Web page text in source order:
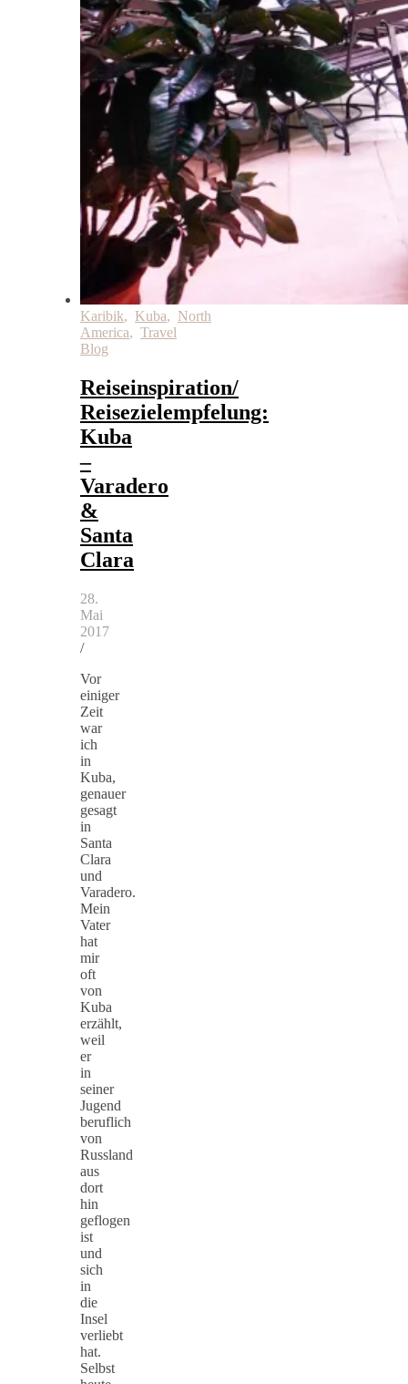
Karibik, Kuba, North
America, Travel
Blog
Reiseinspiration/
Reisezielempfelung:
Kuba
–
Varadero
&
Santa
Clara
28.
Mai
2017
/
Vor
einiger
Zeit
war
ich
in
Kuba,
genauer
gesagt
in
Santa
Clara
und
Varadero.
Mein
Vater
hat
mir
oft
von
Kuba
erzählt,
weil
er
in
seiner
Jugend
beruflich
von
Russland
aus
dort
hin
geflogen
ist
und
sich
in
die
Insel
verliebt
hat.
Selbst